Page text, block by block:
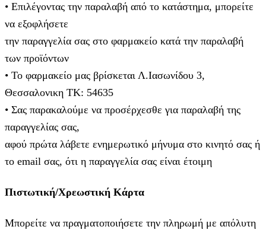
• Επιλέγοντας την παραλαβή από το κατάστημα, μπορείτε
να εξοφλήσετε
την παραγγελία σας στο φαρμακείο κατά την παραλαβή
των προϊόντων
• Το φαρμακείο μας βρίσκεται Λ.Ιασωνίδου 3,
Θεσσαλονικη ΤΚ: 54635
• Σας παρακαλούμε να προσέρχεσθε για παραλαβή της
παραγγελίας σας,
αφού πρώτα λάβετε ενημερωτικό μήνυμα στο κινητό σας ή
το email σας, ότι η παραγγελία σας είναι έτοιμη
Πιστωτική/Χρεωστική Κάρτα
Μπορείτε να πραγματοποιήσετε την πληρωμή με απόλυτη